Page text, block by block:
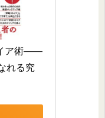
ア術――
れる究